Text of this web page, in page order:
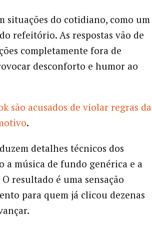
situações do cotidiano, como um
refeitório. As respostas vão de
completamente fora de
desconforto e humor ao
são acusados de violar regras da
.
detalhes técnicos dos
a música de fundo genérica e a
resultado é uma sensação
para quem já clicou dezenas